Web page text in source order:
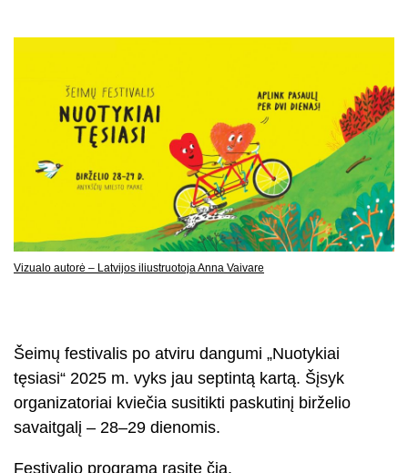
Vizualo autorė – Latvijos iliustruotoja Anna Vaivare
Šeimų festivalis po atviru dangumi „Nuotykiai
tęsiasi“ 2025 m. vyks jau septintą kartą. Šįsyk
organizatoriai kviečia susitikti paskutinį birželio
savaitgalį – 28–29 dienomis.
Festivalio programą rasite čia.